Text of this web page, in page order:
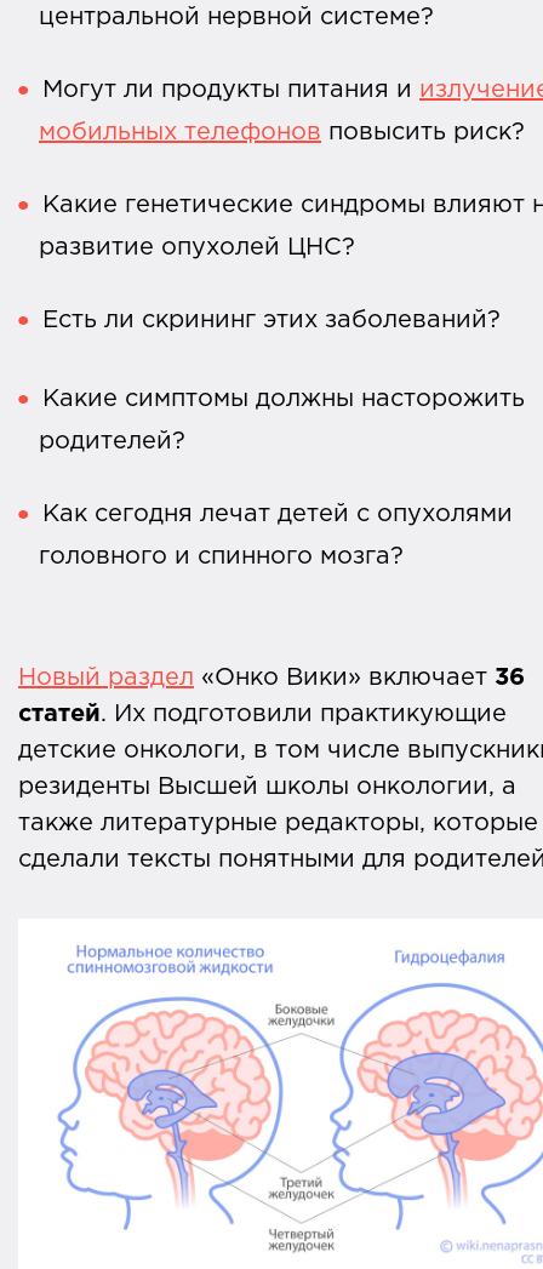
центральной нервной системе?
Могут ли продукты питания и
мобильных телефонов повысить риск?
Какие генетические синдромы влияют
развитие опухолей ЦНС?
Есть ли скрининг этих заболеваний?
Какие симптомы должны насторожить
родителей?
Как сегодня лечат детей с опухолями
головного и спинного мозга?
Новый раздел «Онко Вики» включает 36
статей. Их подготовили практикующие
детские онкологи, в том числе
резиденты Высшей школы онкологии, а
также литературные редакторы, которые
сделали тексты понятными для